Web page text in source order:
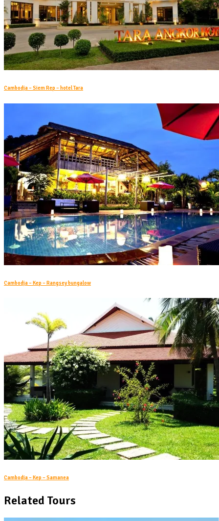
Cambodja – Siem Rep – hotel Tara
Cambodja – Kep – Rangsey bungalow
Cambodja – Kep – Samanea
Related Tours